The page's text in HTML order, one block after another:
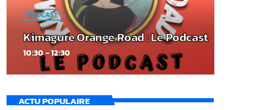
PODCAST
Kimagure Orange Road : Le Podcast
10:30 - 12:30
ACTU POPULAIRE